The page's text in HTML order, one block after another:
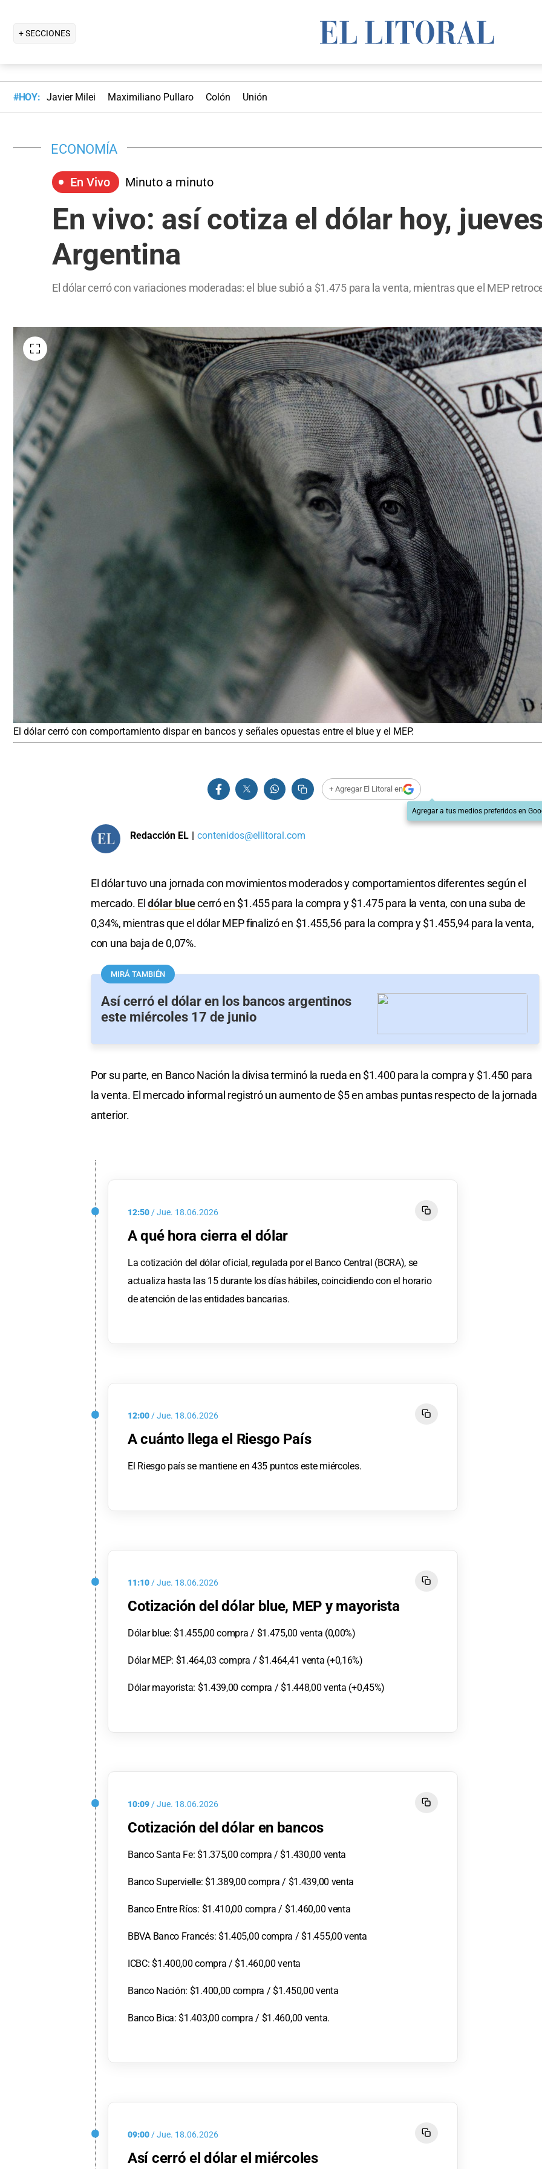
+ SECCIONES
#HOY: Javier Milei Maximiliano Pullaro Colón Unión
ECONOMÍA
En Vivo Minuto a minuto
En vivo: así cotiza el dólar hoy,
Argentina
El dólar cerró con variaciones moderadas: el blue subió a $1.475 para la venta, mientras que el MEP
El dólar cerró con comportamiento dispar en bancos y señales opuestas entre el blue y el MEP.
+ Agregar El Litoral en
Agregar a tus medios preferidos en
Redacción EL | contenidos@ellitoral.com
El dólar tuvo una jornada con movimientos moderados y comportamientos diferentes según el
mercado. Eldólar bluecerró en $1.455 para la compra y $1.475 para la venta, con una suba de
0,34%, mientras que el dólar MEP finalizó en $1.455,56 para la compra y $1.455,94 para la venta,
con una baja de 0,07%.
MIRÁ TAMBIÉN
Así cerró el dólar en los bancos argentinos
este miércoles 17 de junio
Por su parte, en Banco Nación la divisa terminó la rueda en $1.400 para la compra y $1.450 para
la venta. El mercado informal registró un aumento de $5 en ambas puntas respecto de la jornada
anterior.
12:50/Jue. 18.06.2026
A qué hora cierra el dólar
La cotización del dólar oficial, regulada por el Banco Central (BCRA), se
actualiza hasta las 15 durante los días hábiles, coincidiendo con el horario
de atención de las entidades bancarias.
12:00/Jue. 18.06.2026
A cuánto llega el Riesgo País
El Riesgo país se mantiene en 435 puntos este miércoles.
11:10/Jue. 18.06.2026
Cotización del dólar blue, MEP y mayorista
Dólar blue: $1.455,00 compra / $1.475,00 venta (0,00%)
Dólar MEP: $1.464,03 compra / $1.464,41 venta (+0,16%)
Dólar mayorista: $1.439,00 compra / $1.448,00 venta (+0,45%)
10:09/Jue. 18.06.2026
Cotización del dólar en bancos
Banco Santa Fe: $1.375,00 compra / $1.430,00 venta
Banco Supervielle: $1.389,00 compra / $1.439,00 venta
Banco Entre Ríos: $1.410,00 compra / $1.460,00 venta
BBVA Banco Francés: $1.405,00 compra / $1.455,00 venta
ICBC: $1.400,00 compra / $1.460,00 venta
Banco Nación: $1.400,00 compra / $1.450,00 venta
Banco Bica: $1.403,00 compra / $1.460,00 venta.
09:00/Jue. 18.06.2026
Así cerró el dólar el miércoles